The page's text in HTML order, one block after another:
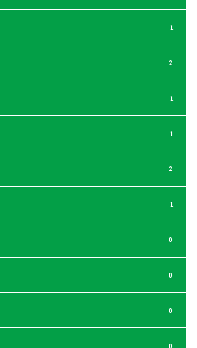
1
2
1
1
2
1
0
0
0
0